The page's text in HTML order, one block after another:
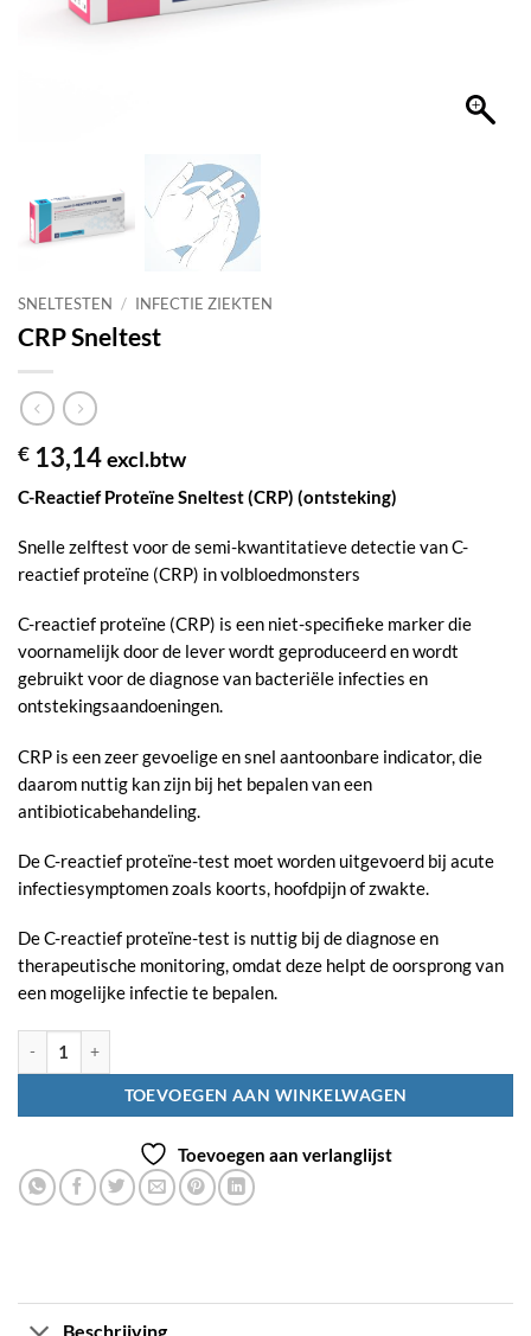
SNELTESTEN / INFECTIE ZIEKTEN
CRP Sneltest
€ 13,14excl.btw
C-Reactief Proteïne Sneltest (CRP) (ontsteking)
Snelle zelftest voor de semi-kwantitatieve detectie van C-
reactief proteïne (CRP) in volbloedmonsters
C-reactief proteïne (CRP) is een niet-specifieke marker die
voornamelijk door de lever wordt geproduceerd en wordt
gebruikt voor de diagnose van bacteriële infecties en
ontstekingsaandoeningen.
CRP is een zeer gevoelige en snel aantoonbare indicator, die
daarom nuttig kan zijn bij het bepalen van een
antibioticabehandeling.
De C-reactief proteïne-test moet worden uitgevoerd bij acute
infectiesymptomen zoals koorts, hoofdpijn of zwakte.
De C-reactief proteïne-test is nuttig bij de diagnose en
therapeutische monitoring, omdat deze helpt de oorsprong van
een mogelijke infectie te bepalen.
TOEVOEGEN AAN WINKELWAGEN
Toevoegen aan verlanglijst
Beschrijving